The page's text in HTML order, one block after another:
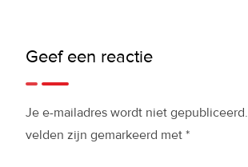
Geef een reactie
Je e-mailadres wordt niet gepubliceerd.
velden zijn gemarkeerd met *